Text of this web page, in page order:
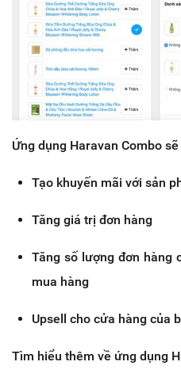
Ứng dụng Haravan Combo
Tạo khuyến mãi với sản
Tăng giá trị đơn hàng
Tăng số lượng đơn hàng
mua hàng
Upsell cho cửa hàng của
Tìm hiểu thêm về ứng dụng